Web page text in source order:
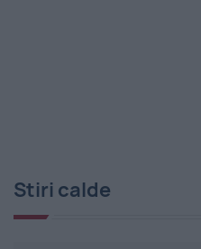
Stiri calde